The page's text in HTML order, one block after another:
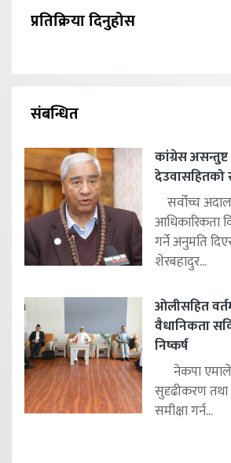
प्रतिक्रिया दिनुहोस
संबन्धित
कांग्रेस
देउवासहितको
सर्वोच्च
आधिकारिकता
गर्ने अनुमति
शेरबहादुर...
ओलीसहित
वैधानिकता
निष्कर्ष
नेकपा
सुदृढीकरण तथा
समीक्षा गर्न...